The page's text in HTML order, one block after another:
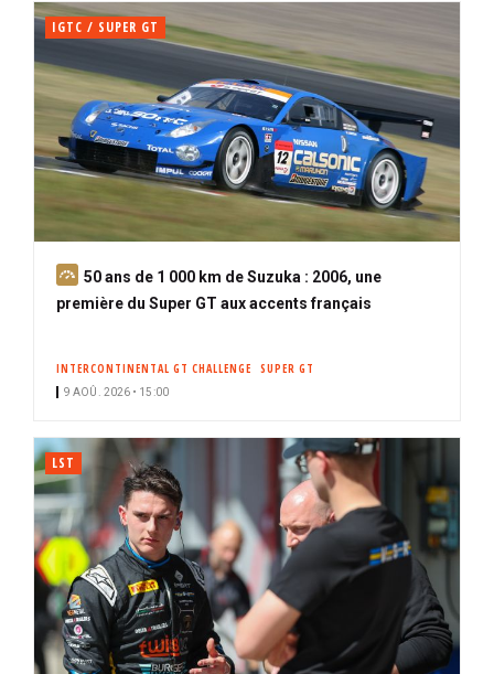
IGTC / SUPER GT
A
b
50 ans de 1 000 km de Suzuka : 2006, une
première du Super GT aux accents français
INTERCONTINENTAL GT CHALLENGE SUPER GT
9 AOÛ. 2026 • 15:00
LST